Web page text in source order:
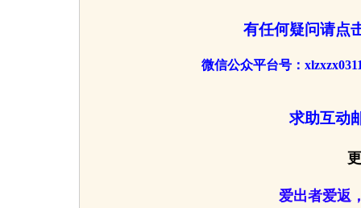
有任何疑问请点
微信公众平台号：
求助互动
爱出者爱返